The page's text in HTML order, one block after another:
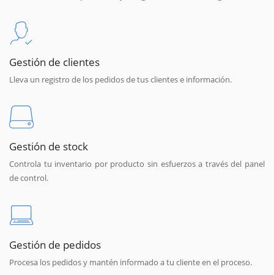
Gestión de clientes
Lleva un registro de los pedidos de tus clientes e información.
Gestión de stock
Controla tu inventario por producto sin esfuerzos a través del panel
de control.
Gestión de pedidos
Procesa los pedidos y mantén informado a tu cliente en el proceso.